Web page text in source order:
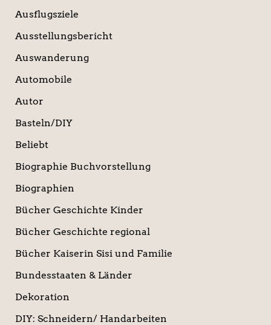
Ausflugsziele
Ausstellungsbericht
Auswanderung
Automobile
Autor
Basteln/DIY
Beliebt
Biographie Buchvorstellung
Biographien
Bücher Geschichte Kinder
Bücher Geschichte regional
Bücher Kaiserin Sisi und Familie
Bundesstaaten & Länder
Dekoration
DIY: Schneidern/ Handarbeiten